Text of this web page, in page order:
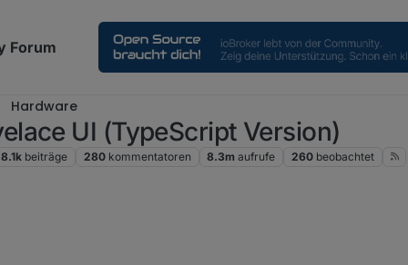
Forum
Hardware
UI (TypeScript Version)
8.1k beiträge 280 kommentatoren 8.3m aufrufe 260 beobachtet